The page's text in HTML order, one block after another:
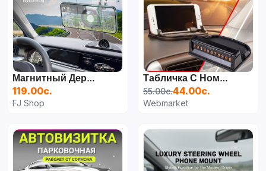
Магнитный Держатель Телефона Для Автомобиля С Magsafe, Вращающийся На 360 Градусов
119.00с.
FJ Shop
Табличка С Номером Телефона Для Временной Парковки Автомобиля, Табличка С Номером Для Остановки Парковки,
55.00с.44.00с.
Webmarket